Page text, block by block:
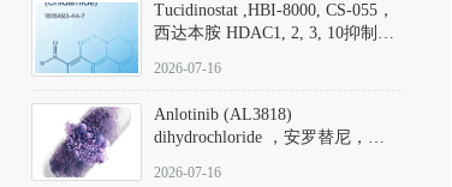
Tucidinostat ,HBI-8000, CS-055，
西达本胺 HDAC1, 2, 3, 10抑制剂
D808567) - DKM活性分子
2026-07-16
Anlotinib (AL3818)
dihydrochloride ，安罗替尼，
Hydrochloride实验方法步骤SOP
2026-07-16